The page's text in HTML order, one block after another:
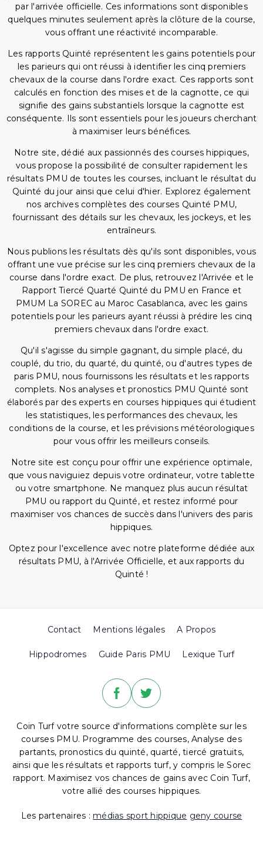
par l'arrivée officielle. Ces informations sont disponibles
quelques minutes seulement après la clôture de la course,
vous offrant une réactivité incomparable.
Les rapports Quinté représentent les gains potentiels pour
les parieurs qui ont réussi à identifier les cinq premiers
chevaux de la course dans l'ordre exact. Ces rapports sont
calculés en fonction des mises et de la cagnotte, ce qui
signifie des gains substantiels lorsque la cagnotte est
conséquente. Ils sont essentiels pour les joueurs cherchant
à maximiser leurs bénéfices.
Notre site, dédié aux passionnés des courses hippiques,
vous propose la possibilité de consulter rapidement les
résultats PMU de toutes les courses, incluant le résultat du
Quinté du jour ainsi que celui d'hier. Explorez également
nos archives complètes des courses Quinté PMU,
fournissant des détails sur les chevaux, les jockeys, et les
entraîneurs.
Nous publions les résultats dès qu'ils sont disponibles, vous
offrant une vue précise sur les cinq premiers chevaux de la
course dans l'ordre exact. De plus, retrouvez l'Arrivée et le
Rapport Tiercé Quarté Quinté du PMU en France et
PMUM La SOREC au Maroc Casablanca, avec les gains
potentiels pour les parieurs ayant réussi à prédire les cinq
premiers chevaux dans l'ordre exact.
Qu'il s'agisse du simple gagnant, du simple placé, du
couplé, du trio, du quarté, du quinté, ou d'autres types de
paris PMU, nous fournissons les résultats et les rapports
complets. Nos analyses et pronostics PMU Quinté sont
élaborés par des experts en courses hippiques qui étudient
les statistiques, les performances des chevaux, les
conditions de la course, et les prévisions météorologiques
pour vous offrir les meilleurs conseils.
Notre site est conçu pour offrir une expérience optimale,
que vous naviguiez depuis votre ordinateur, votre tablette
ou votre smartphone. Ne manquez plus aucun résultat
PMU ou rapport du Quinté, et restez informé pour
maximiser vos chances de succès dans l'univers des paris
hippiques.
Optez pour l'excellence avec notre plateforme dédiée aux
résultats PMU, à l'Arrivée Officielle, et aux rapports du
Quinté !
Contact Mentions légales A Propos
Hippodromes Guide Paris PMU Lexique Turf
Coin Turf votre source d'informations complète sur les
courses PMU. Programme des courses, Analyse des
partants, pronostics du quinté, quarté, tiercé gratuits,
ainsi que les résultats et rapports turf, y compris le Sorec
rapport. Maximisez vos chances de gains avec Coin Turf,
votre allié des courses hippiques.
Les partenaires : médias sport hippique geny course